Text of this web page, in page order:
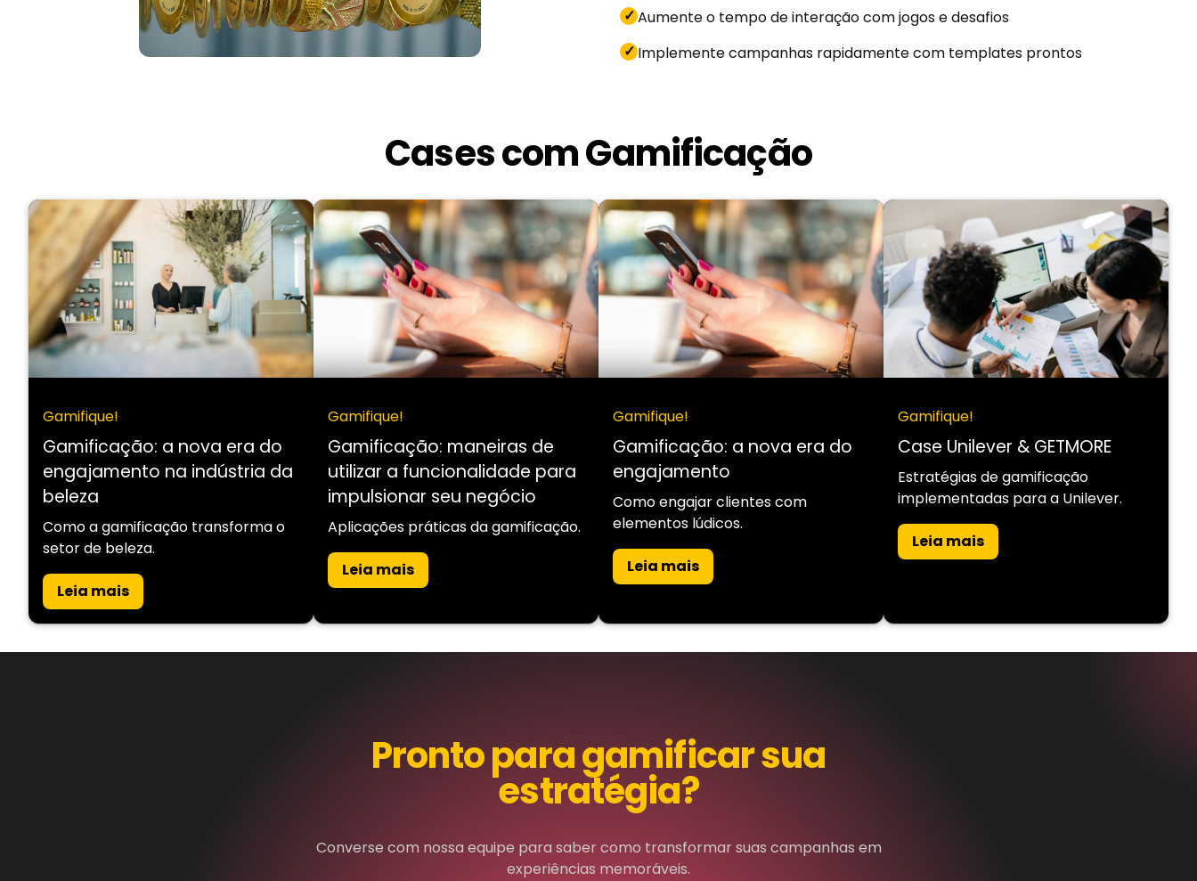
✓Aumente o tempo de interação com jogos e desafios
✓Implemente campanhas rapidamente com templates prontos
Cases com Gamificação
Gamifique!
Gamificação: a nova era do
engajamento na indústria da
beleza
Como a gamificação transforma o
setor de beleza.
Leia mais
Gamifique!
Gamificação: maneiras de
utilizar a funcionalidade para
impulsionar seu negócio
Aplicações práticas da gamificação.
Leia mais
Gamifique!
Gamificação: a nova era do
engajamento
Como engajar clientes com
elementos lúdicos.
Leia mais
Gamifique!
Case Unilever & GETMORE
Estratégias de gamificação
implementadas para a Unilever.
Leia mais
Pronto para gamificar sua
estratégia?
Converse com nossa equipe para saber como transformar suas campanhas em
experiências memoráveis.